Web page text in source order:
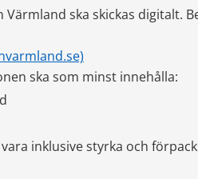
Värmland ska skickas digitalt.
ska som minst innehålla:
inklusive styrka och